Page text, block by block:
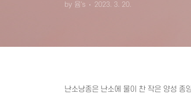
by 윰's 2023. 3. 20.
난소낭종은 난소에 물이 찬 작은 양성 종